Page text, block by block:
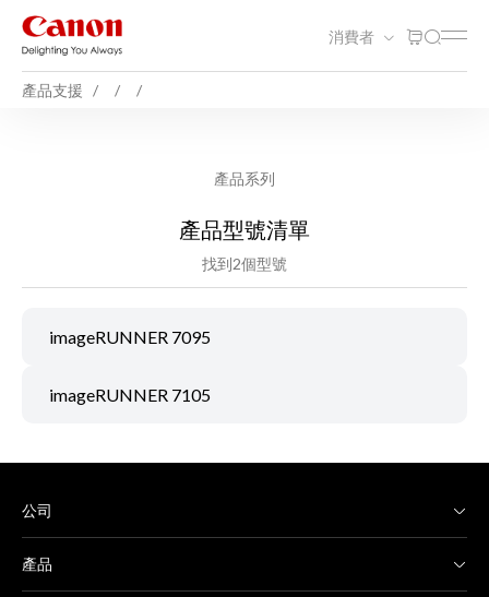
消費者
產品支援
產品系列
產品型號清單
找到2個型號
imageRUNNER 7095
imageRUNNER 7105
公司
產品